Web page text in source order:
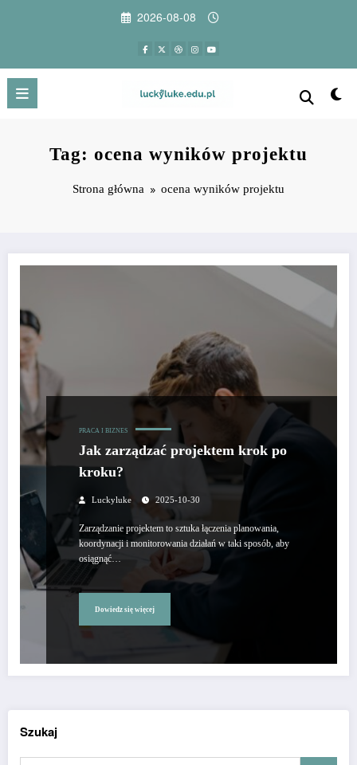
2026-08-08
Tag: ocena wyników projektu
Strona główna ocena wyników projektu
PRACA I BIZNES
Jak zarządzać projektem krok po
kroku?
Luckyluke 2025-10-30
Zarządzanie projektem to sztuka łączenia planowania,
koordynacji i monitorowania działań w taki sposób, aby
osiągnąć…
Dowiedz się więcej
Szukaj